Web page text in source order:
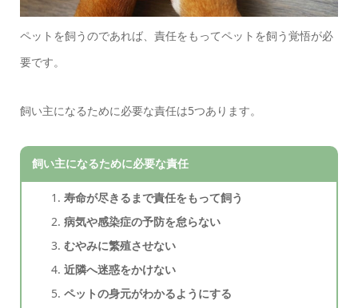
ペットを飼うのであれば、責任をもってペットを飼う覚悟が必
要です。
飼い主になるために必要な責任は5つあります。
飼い主になるために必要な責任
寿命が尽きるまで責任をもって飼う
病気や感染症の予防を怠らない
むやみに繁殖させない
近隣へ迷惑をかけない
ペットの身元がわかるようにする